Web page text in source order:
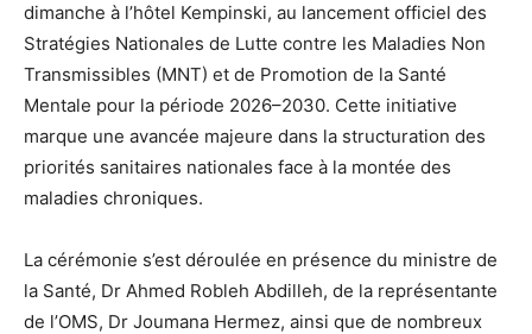
dimanche à l’hôtel Kempinski, au lancement officiel des
Stratégies Nationales de Lutte contre les Maladies Non
Transmissibles (MNT) et de Promotion de la Santé
Mentale pour la période 2026–2030. Cette initiative
marque une avancée majeure dans la structuration des
priorités sanitaires nationales face à la montée des
maladies chroniques.
La cérémonie s’est déroulée en présence du ministre de
la Santé, Dr Ahmed Robleh Abdilleh, de la représentante
de l’OMS, Dr Joumana Hermez, ainsi que de nombreux